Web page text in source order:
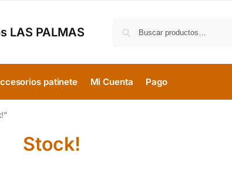
LAS PALMAS
patinete Mi Cuenta Pago
Stock!